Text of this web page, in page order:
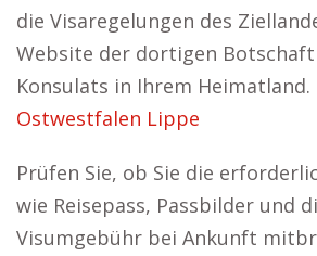
die Visaregelungen des
Website der dortigen
Konsulats in Ihrem Heimatland.
Ostwestfalen Lippe
Prüfen Sie, ob Sie die
wie Reisepass, Passbilder und
Visumgebühr bei Ankunft